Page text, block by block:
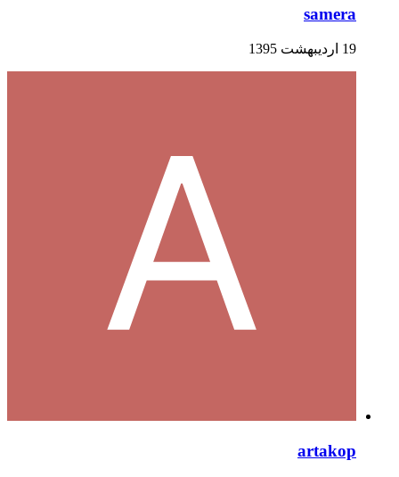
samera
19 اردیبهشت 1395
artakop